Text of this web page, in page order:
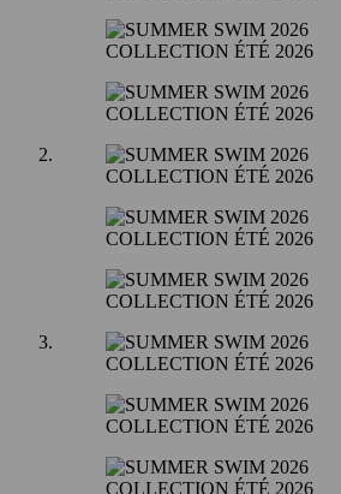
COLLECTION ÉTÉ 2026
COLLECTION ÉTÉ 2026
COLLECTION ÉTÉ 2026
COLLECTION ÉTÉ 2026
COLLECTION ÉTÉ 2026
COLLECTION ÉTÉ 2026
COLLECTION ÉTÉ 2026
COLLECTION ÉTÉ 2026